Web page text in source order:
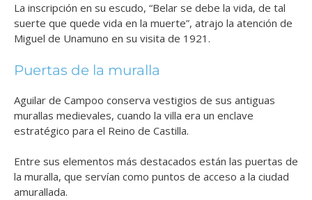
La inscripción en su escudo, “Belar se debe la vida, de tal
suerte que quede vida en la muerte”, atrajo la atención de
Miguel de Unamuno en su visita de 1921.
Puertas de la muralla
Aguilar de Campoo conserva vestigios de sus antiguas
murallas medievales, cuando la villa era un enclave
estratégico para el Reino de Castilla.
Entre sus elementos más destacados están las puertas de
la muralla, que servían como puntos de acceso a la ciudad
amurallada.